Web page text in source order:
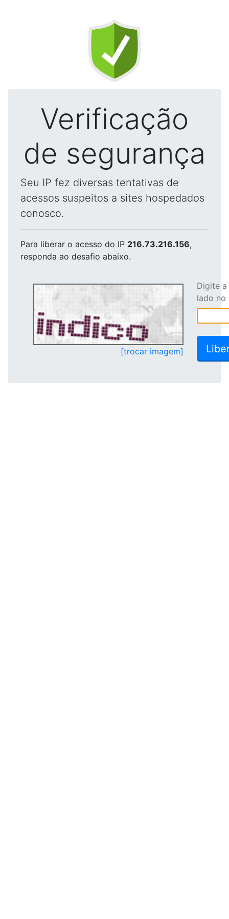
Verificação
de segurança
Seu IP fez diversas tentativas de
acessos suspeitos a sites hospedados
conosco.
Para liberar o acesso do IP 216.73.216.156,
responda ao desafio abaixo.
[trocar imagem]
Digite
lado no